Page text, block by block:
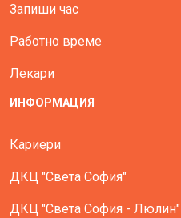
Запиши час
Работно време
Лекари
ИНФОРМАЦИЯ
Кариери
ДКЦ "Света София"
ДКЦ "Света София - Люлин"